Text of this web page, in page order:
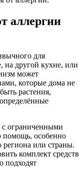
аллергии
для
на другой кухне, или
может
которые дома не
растения,
с ограниченными
помощь, особенно
региона или страны.
комплект средств
подходят